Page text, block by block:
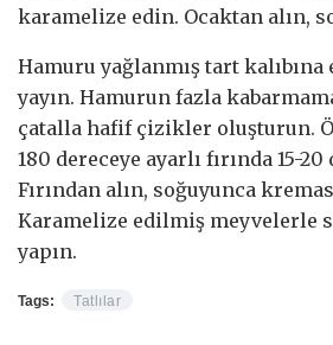
karamelize edin. Ocaktan alın,
Hamuru yağlanmış tart
yayın. Hamurun fazla
çatalla hafif çizikler oluşturun.
180 dereceye ayarlı fırında 15-
Fırından alın, soğuyunca
Karamelize edilmiş meyvelerle
yapın.
Tags: Tatlılar